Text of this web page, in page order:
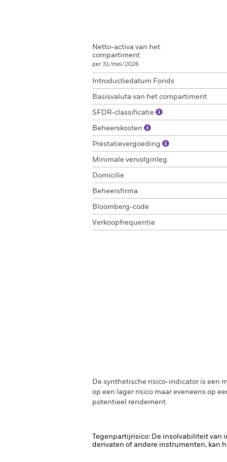
Netto-activa van het
compartiment
per 31/mei/2026
Introductiedatum Fonds
Basisvaluta van het compartiment
SFDR-classificatie
Beheerskosten
Prestatievergoeding
Minimale vervolginleg
Domicilie
Beheersfirma
Bloomberg-code
Verkoopfrequentie
De synthetische risico-indicator is een
op een lager risico maar eveneens op
potentieel rendement.
Tegenpartijrisico: De insolvabiliteit
derivaten of andere instrumenten, kan